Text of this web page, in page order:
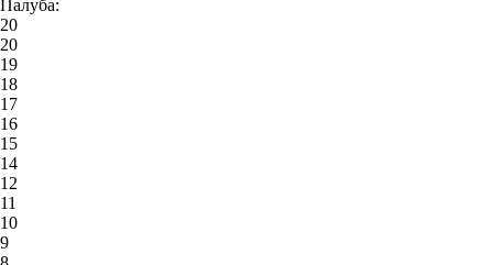
Палуба:
20
20
19
18
17
16
15
14
12
11
10
9